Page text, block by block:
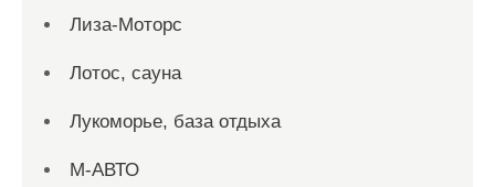
Лиза-Моторс
Лотос, сауна
Лукоморье, база отдыха
М-АВТО